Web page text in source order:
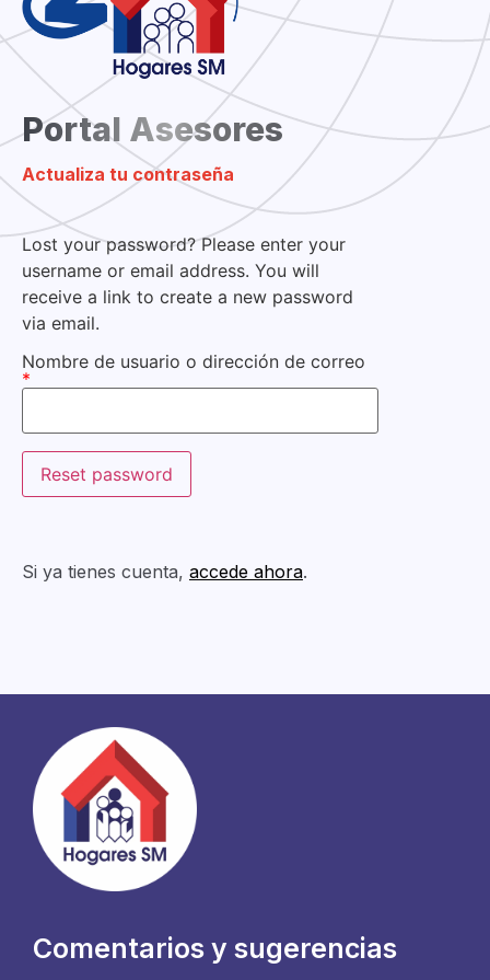
Portal Asesores
Actualiza tu contraseña
Lost your password? Please enter your
username or email address. You will
receive a link to create a new password
via email.
Nombre de usuario o dirección de correo
*
Si ya tienes cuenta, accede ahora.
Comentarios y sugerencias